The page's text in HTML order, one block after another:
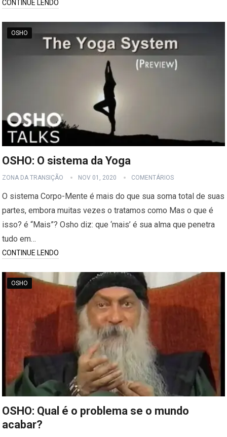
CONTINUE LENDO
OSHO
OSHO: O sistema da Yoga
ZONA DA TRANSIÇÃO NOV 01, 2020 COMENTÁRIOS
O sistema Corpo-Mente é mais do que sua soma total de suas
partes, embora muitas vezes o tratamos como Mas o que é
isso? é “Mais”? Osho diz: que ‘mais’ é sua alma que penetra
tudo em…
CONTINUE LENDO
OSHO
OSHO: Qual é o problema se o mundo
acabar?